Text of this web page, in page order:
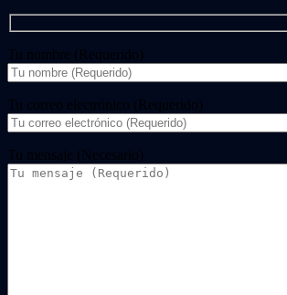
Tu nombre (Requerido)
Tu correo electrónico (Requerido)
Tu mensaje (Necesario)